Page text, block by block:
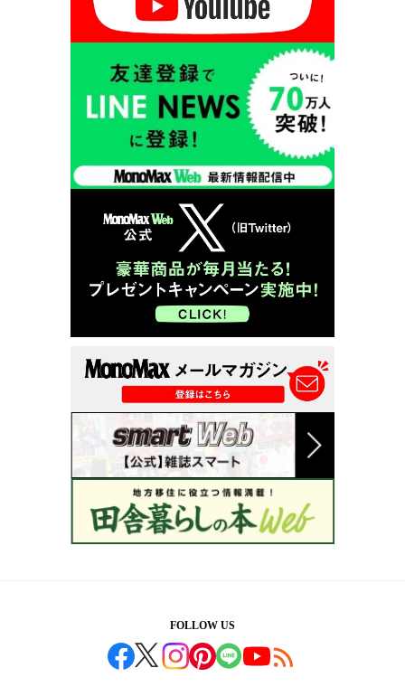
FOLLOW US